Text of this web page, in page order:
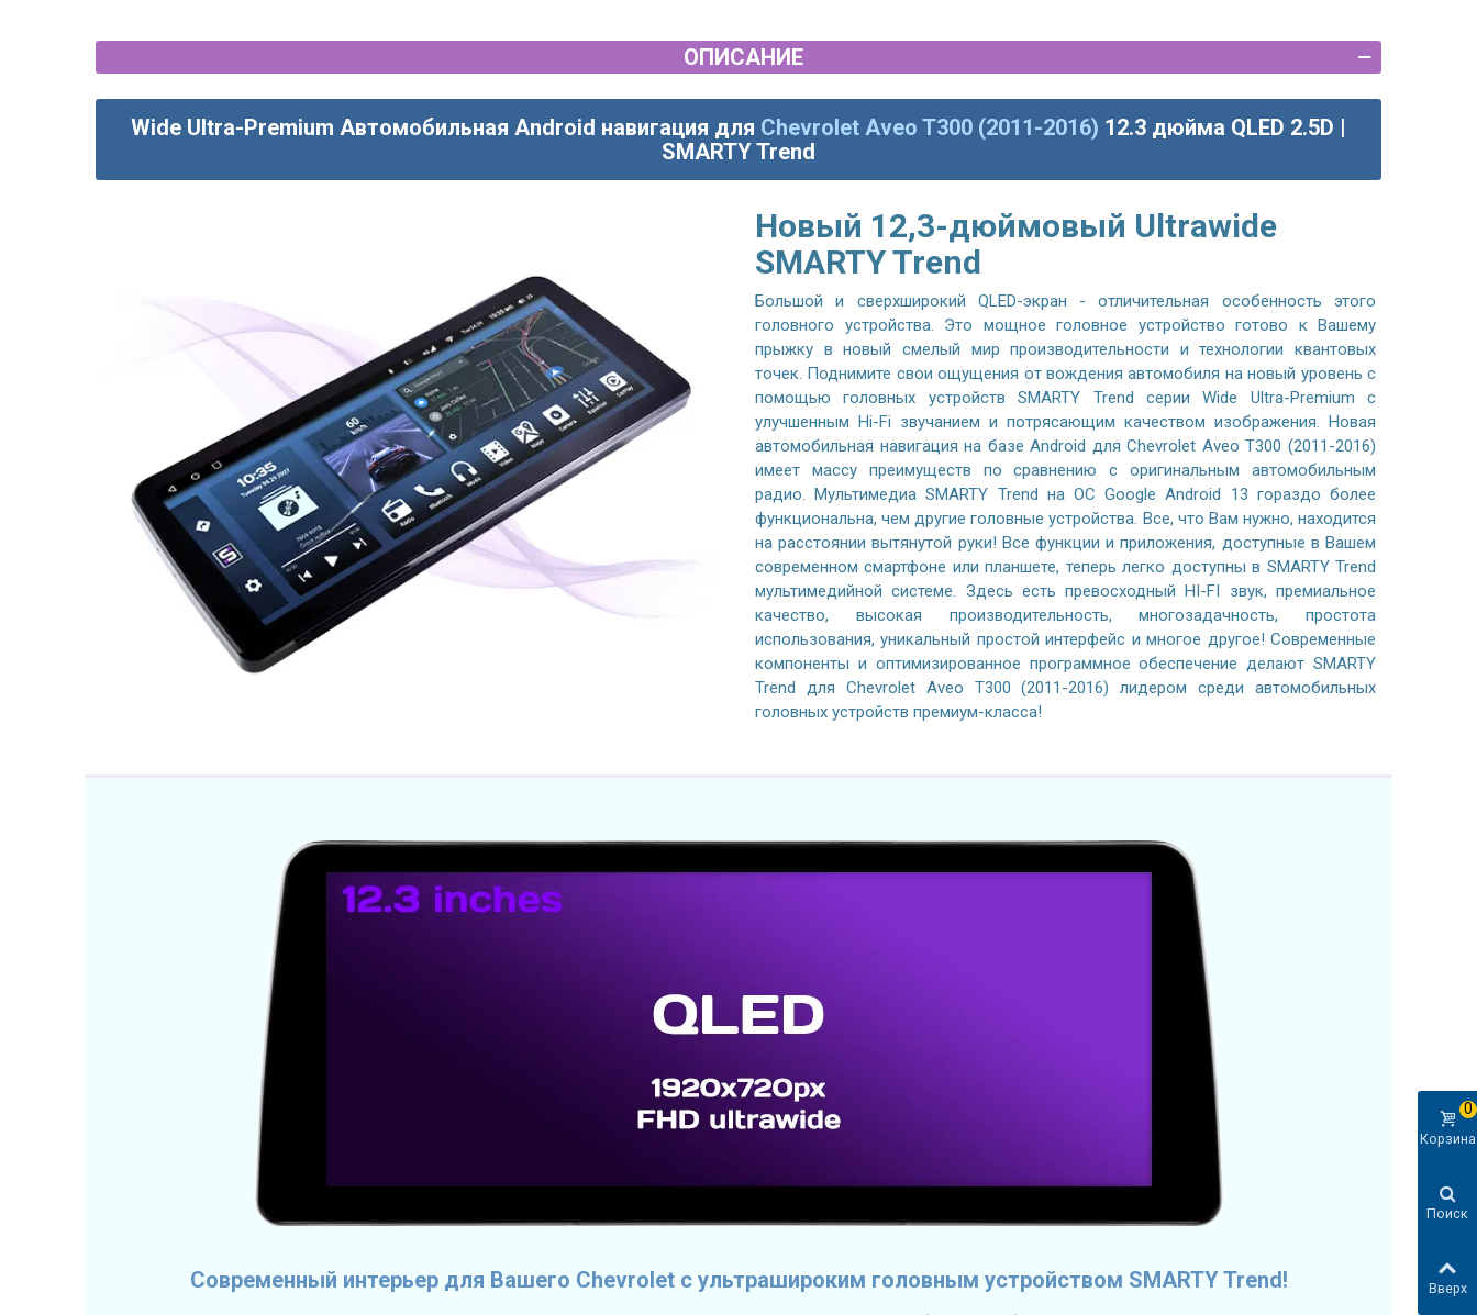
ОПИСАНИЕ
Wide Ultra-Premium Автомобильная Android навигация для Chevrolet Aveo T300 (2011-2016) 12.3 дюйма QLED 2.5D |
SMARTY Trend
Новый 12,3-дюймовый Ultrawide
SMARTY Trend
Большой и сверхширокий QLED-экран - отличительная особенность этого
головного устройства. Это мощное головное устройство готово к Вашему
прыжку в новый смелый мир производительности и технологии квантовых
точек. Поднимите свои ощущения от вождения автомобиля на новый уровень с
помощью головных устройств SMARTY Trend серии Wide Ultra-Premium с
улучшенным Hi-Fi звучанием и потрясающим качеством изображения. Новая
автомобильная навигация на базе Android для Chevrolet Aveo T300 (2011-2016)
имеет массу преимуществ по сравнению с оригинальным автомобильным
радио. Мультимедиа SMARTY Trend на ОС Google Android 13 гораздо более
функциональна, чем другие головные устройства. Все, что Вам нужно, находится
на расстоянии вытянутой руки! Все функции и приложения, доступные в Вашем
современном смартфоне или планшете, теперь легко доступны в SMARTY Trend
мультимедийной системе. Здесь есть превосходный HI-FI звук, премиальное
качество, высокая производительность, многозадачность, простота
использования, уникальный простой интерфейс и многое другое! Современные
компоненты и оптимизированное программное обеспечение делают SMARTY
Trend для Chevrolet Aveo T300 (2011-2016) лидером среди автомобильных
головных устройств премиум-класса!
Современный интерьер для Вашего Chevrolet с ультрашироким головным устройством SMARTY Trend!
Корзина
0
Поиск
Вверх